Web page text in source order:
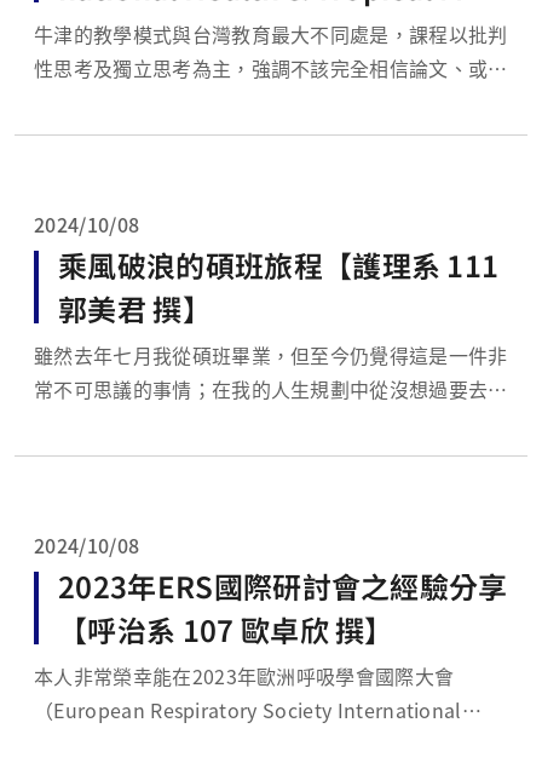
cine (IHTM)【中醫學系 105曾詩
婷 撰】
牛津的教學模式與台灣教育最大不同處是，課程以批判
性思考及獨立思考為主，強調不該完全相信論文、或是
文、或是證據加以佐證、或是反駁才較能有所總結，並
習盲點，對...
2024/10/08
乘風破浪的碩班旅程【護理系 111
郭美君 撰】
雖然去年七月我從碩班畢業，但至今仍覺得這是一件非
常不可思議的事情；在我的人生規劃中從沒想過要去進
名，就這樣開啟我三年乘風破浪的碩班之旅，也因此我
挑戰。起初周...
2024/10/08
2023年ERS國際研討會之經驗分享
【呼治系 107 歐卓欣 撰】
本人非常榮幸能在2023年歐洲呼吸學會國際大會
（European Respiratory Society International